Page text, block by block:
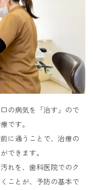
の病気を「治す」ので
です。
に通うことで、治療の
できます。
れを、歯科医院でのク
ことが、予防の基本で